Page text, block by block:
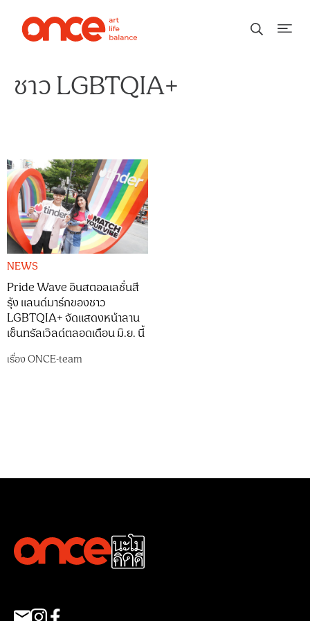
ชาว LGBTQIA+
NEWS
Pride Wave อินสตอลเลชั่นสี
รุ้ง แลนด์มาร์กของชาว
LGBTQIA+ จัดแสดงหน้าลาน
เซ็นทรัลเวิลด์ตลอดเดือน มิ.ย. นี้
เรื่องONCE-team